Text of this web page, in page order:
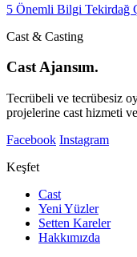
5 Önemli Bilgi Tekirdağ
Cast & Casting
Cast Ajansım.
Tecrübeli ve tecrübesiz
projelerine cast hizmeti
Facebook Instagram
Keşfet
Cast
Yeni Yüzler
Setten Kareler
Hakkımızda